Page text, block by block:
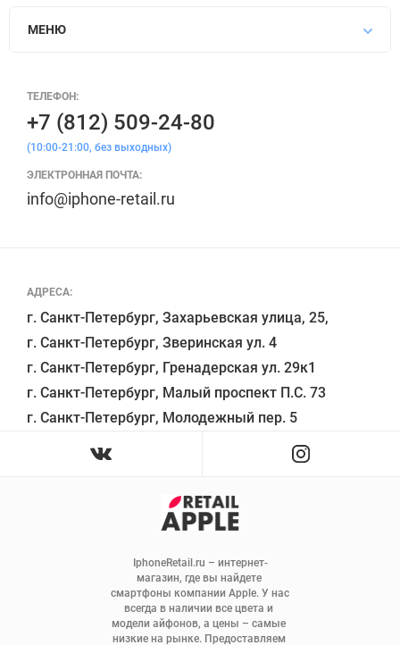
IphoneRetail.ru – интернет-
магазин, где вы найдете
смартфоны компании Apple. У нас
всегда в наличии все цвета и
модели айфонов, а цены – самые
низкие на рынке. Предоставляем
МЕНЮ
АДРЕСА:
г. Санкт-Петербург, Захарьевская улица, 25,
г. Санкт-Петербург, Зверинская ул. 4
г. Санкт-Петербург, Гренадерская ул. 29к1
г. Санкт-Петербург, Малый проспект П.С. 73
ТЕЛЕФОН:
+7 (812) 509-24-80
(10:00-21:00, без выходных)
ЭЛЕКТРОННАЯ ПОЧТА:
info@iphone-retail.ru